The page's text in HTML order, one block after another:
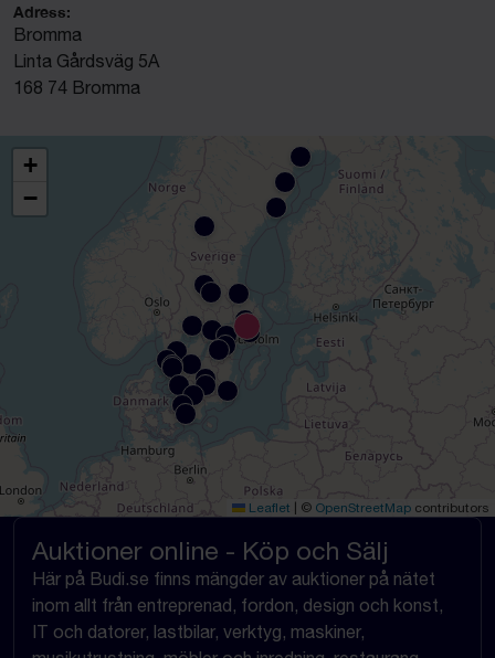
Adress:
Bromma
Linta Gårdsväg 5A
168 74 Bromma
+
−
Leaflet © OpenStreetMap contributors
Auktioner online - Köp och Sälj
Här på Budi.se finns mängder av auktioner på nätet
inom allt från entreprenad, fordon, design och konst,
IT och datorer, lastbilar, verktyg, maskiner,